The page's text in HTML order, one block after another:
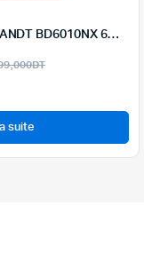
RÉFRIGÉRATEUR BRANDT BD6010NX 600 LITRES-NOFROST-INOX
DTLe
initial
1.999,000DT.
Le
actuel
1.899,000DT.
suite